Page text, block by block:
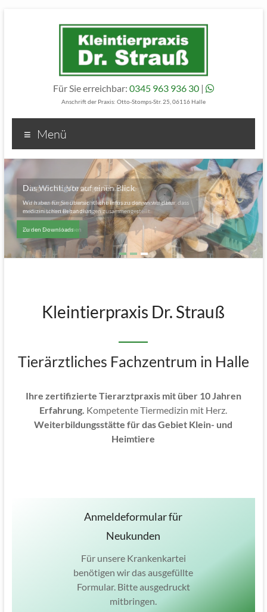
Für Sie erreichbar: 0345 963 936 30|
Anschrift der Praxis: Otto-Stomps-Str. 25, 06116 Halle
Menü
Das Wichtigste auf einen Blick
Wir haben für Sie übersichtliche Infos zu den wichtigsten
medizinischen Behandlungen zusammengestellt.
Zu den Downloads
Kleintierpraxis Dr. Strauß
Tierärztliches Fachzentrum in Halle
Ihre zertifizierte Tierarztpraxis mit über 10 Jahren
Erfahrung. Kompetente Tiermedizin mit Herz.
Weiterbildungsstätte für das Gebiet Klein- und
Heimtiere
Anmeldeformular für
Neukunden
Für unsere Krankenkartei
benötigen wir das ausgefüllte
Formular. Bitte ausgedruckt
mitbringen.